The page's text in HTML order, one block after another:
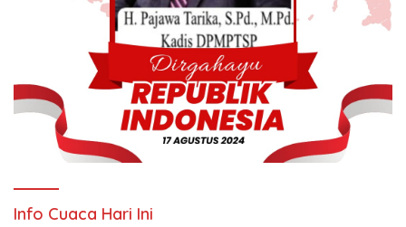
Info Cuaca Hari Ini